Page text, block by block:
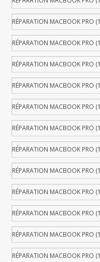
RÉPARATION MACBOOK PRO
RÉPARATION MACBOOK PRO
RÉPARATION MACBOOK PRO
RÉPARATION MACBOOK PRO
RÉPARATION MACBOOK PRO
RÉPARATION MACBOOK PRO
RÉPARATION MACBOOK PRO
RÉPARATION MACBOOK PRO
RÉPARATION MACBOOK PRO
RÉPARATION MACBOOK PRO
RÉPARATION MACBOOK PRO
RÉPARATION MACBOOK PRO